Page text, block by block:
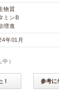
物質
ミンB
増進
年01月
中）
！ 参考に